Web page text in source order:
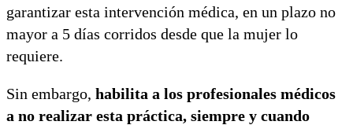
garantizar esta intervención médica, en un plazo no
mayor a 5 días corridos desde que la mujer lo
requiere.
Sin embargo, habilita a los profesionales médicos
a no realizar esta práctica, siempre y cuando